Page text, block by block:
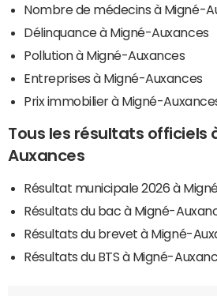
Nombre de médecins à Migné-
Délinquance à Migné-Auxances
Pollution à Migné-Auxances
Entreprises à Migné-Auxances
Prix immobilier à Migné-
Tous les résultats officiels
Auxances
Résultat municipale 2026 à
Résultats du bac à Migné-
Résultats du brevet à Migné-
Résultats du BTS à Migné-